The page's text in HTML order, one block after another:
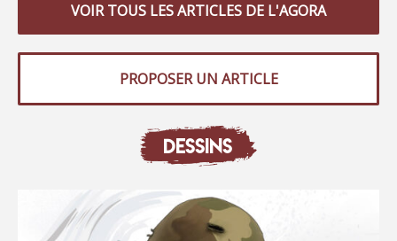
VOIR TOUS LES ARTICLES DE L'AGORA
PROPOSER UN ARTICLE
DESSINS